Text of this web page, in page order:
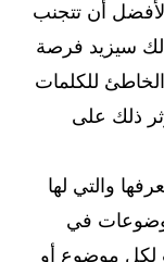
أن تتجنب
ذلك سيزيد فرصة
للكلمات
ذلك على
والتي لها
في
لكل موضوع أو